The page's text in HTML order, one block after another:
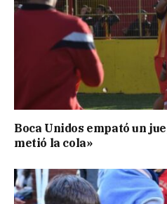
Boca Unidos empató un
metió la cola»